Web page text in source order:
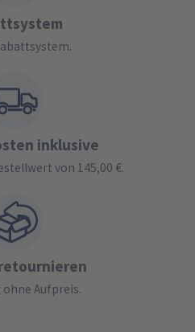
inklusive
von 145,00 €.
Aufpreis.